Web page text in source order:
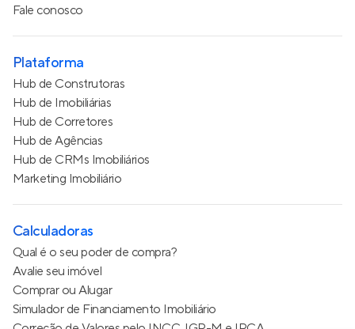
Fale conosco
Plataforma
Hub de Construtoras
Hub de Imobiliárias
Hub de Corretores
Hub de Agências
Hub de CRMs Imobiliários
Marketing Imobiliário
Calculadoras
Qual é o seu poder de compra?
Avalie seu imóvel
Comprar ou Alugar
Simulador de Financiamento Imobiliário